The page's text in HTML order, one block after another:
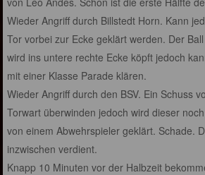
Wieder Angriff durch Billstedt Horn. Kann
Tor vorbei zur Ecke geklärt werden. Der
wird ins untere rechte Ecke köpft jedoch
mit einer Klasse Parade klären.
Wieder Angriff durch den BSV. Ein Schuss
Torwart überwinden jedoch wird dieser
von einem Abwehrspieler geklärt. Schade.
inzwischen verdient.
Knapp 10 Minuten vor der Halbzeit